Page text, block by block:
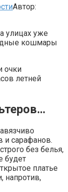
Автор:
улицах уже
кошмары
очки
летней
и сарафанов.
без белья,
будет
платье
напротив,